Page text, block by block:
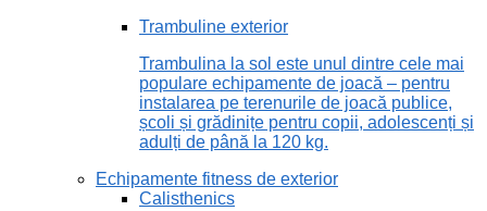
Trambuline exterior
Trambulina la sol este unul dintre cele mai
populare echipamente de joacă – pentru
instalarea pe terenurile de joacă publice,
școli și grădinițe pentru copii, adolescenți și
adulți de până la 120 kg.
Echipamente fitness de exterior
Calisthenics